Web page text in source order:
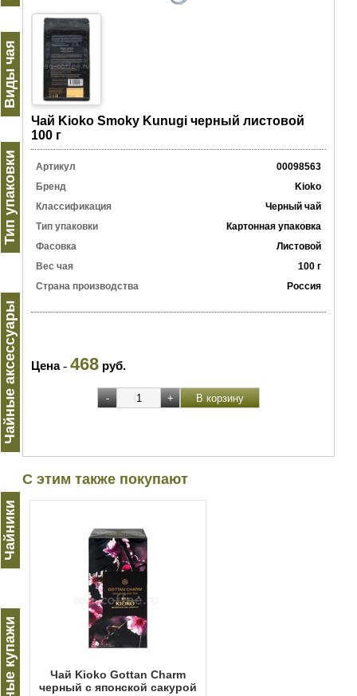
Виды чая
Тип упаковки
Чайные аксессуары
Чайники
Чайные купажи
Чай Kioko Smoky Kunugi черный листовой
100 г
Артикул
00098563
Бренд
Kioko
Классификация
Черный чай
Тип упаковки
Картонная упаковка
Фасовка
Листовой
Вес чая
100 г
Страна производства
Россия
Цена- 468 руб.
С этим также покупают
Чай Kioko Gottan Charm
черный с японской сакурой